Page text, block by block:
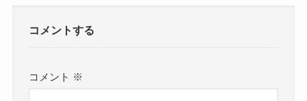
コメントする
コメント ※